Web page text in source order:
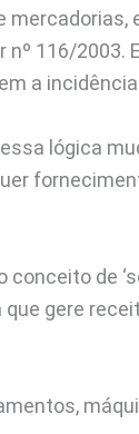
nº 116/
a
lógica
conceito de
gere